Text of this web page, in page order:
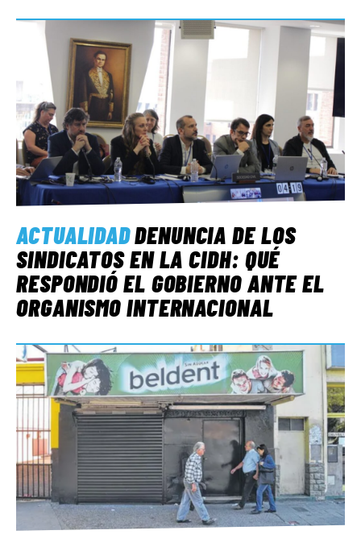
ACTUALIDADDENUNCIA DE LOS
SINDICATOS EN LA CIDH: QUÉ
RESPONDIÓ EL GOBIERNO ANTE EL
ORGANISMO INTERNACIONAL